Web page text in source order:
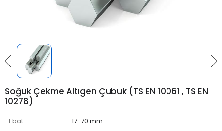
Soğuk Çekme Altıgen Çubuk (TS EN 10061 , TS EN
10278)
Ebat
17-70 mm